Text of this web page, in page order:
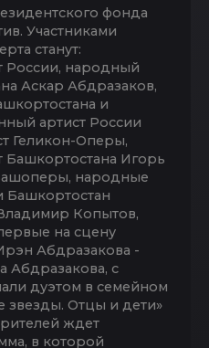
фонда
Участниками
станут:
России, народный
Аскар Абдразаков,
и
артист России
Геликон-Оперы,
Башкортостана Игорь
народные
Башкортостан
Копытов,
на сцену
Абдразакова -
Абдразакова, с
дуэтом в семейном
звезды. Отцы и дети»
ждет
в которой